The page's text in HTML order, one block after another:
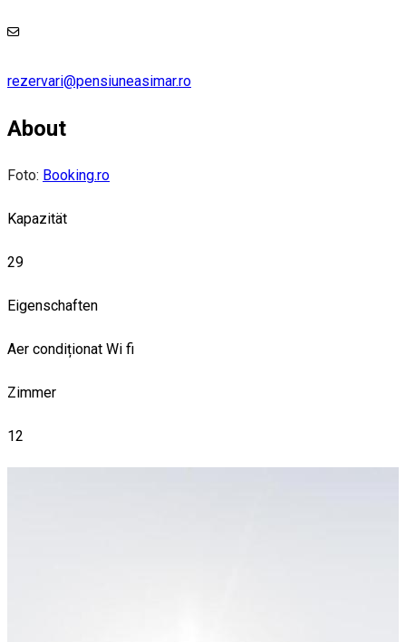
rezervari@pensiuneasimar.ro
About
Foto: Booking.ro
Kapazität
29
Eigenschaften
Aer condiționat Wi fi
Zimmer
12